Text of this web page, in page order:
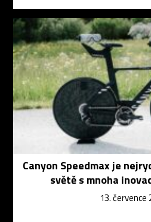
Canyon Speedmax je
světě s mnoha
13. července